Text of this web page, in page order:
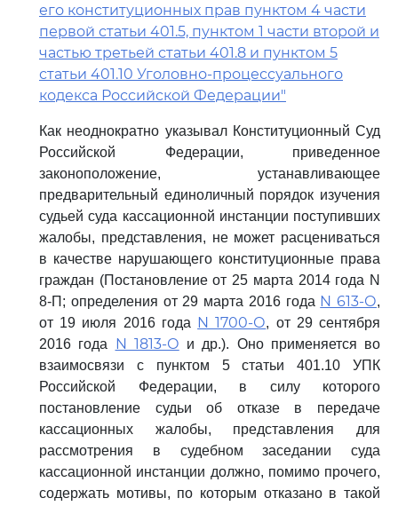
его конституционных прав пунктом 4 части
первой статьи 401.5, пунктом 1 части второй и
частью третьей статьи 401.8 и пунктом 5
статьи 401.10 Уголовно-процессуального
кодекса Российской Федерации"
Как неоднократно указывал Конституционный Суд
Российской Федерации, приведенное
законоположение, устанавливающее
предварительный единоличный порядок изучения
судьей суда кассационной инстанции поступивших
жалобы, представления, не может расцениваться
в качестве нарушающего конституционные права
граждан (Постановление от 25 марта 2014 года N
8-П; определения от 29 марта 2016 года N 613-О,
от 19 июля 2016 года N 1700-О, от 29 сентября
2016 года N 1813-О и др.). Оно применяется во
взаимосвязи с пунктом 5 статьи 401.10 УПК
Российской Федерации, в силу которого
постановление судьи об отказе в передаче
кассационных жалобы, представления для
рассмотрения в судебном заседании суда
кассационной инстанции должно, помимо прочего,
содержать мотивы, по которым отказано в такой